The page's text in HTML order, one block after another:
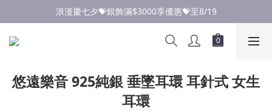
點此加入LINE✅好友領取首購優惠券
浪漫慶七夕💝銀飾滿$3000享優惠💝至8/19
點此加入LINE✅好友領取首購優惠券
悠遠樂音 925純銀 垂墜耳環 耳針式 女生
耳環